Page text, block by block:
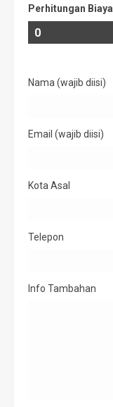
Perhitungan Biaya
Nama (wajib diisi)
Email (wajib diisi)
Kota Asal
Telepon
Info Tambahan